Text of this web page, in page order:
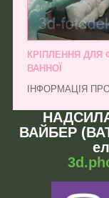
КРІПЛЕННЯ
ВАННОЇ
ІНФОРМАЦІЯ
ВАЙБЕР